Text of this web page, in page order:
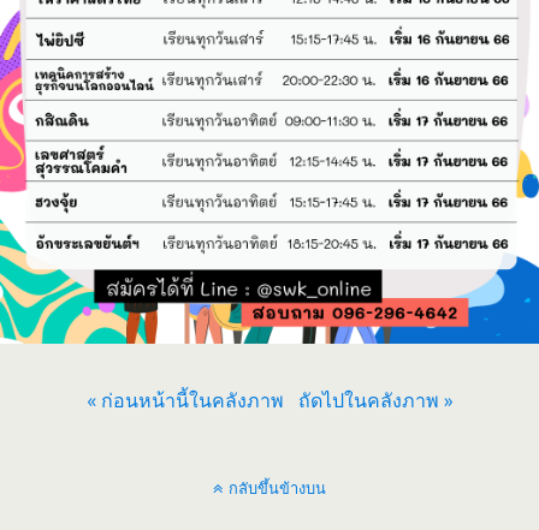
« ก่อนหน้านี้ในคลังภาพ ถัดไปในคลังภาพ »
กลับขึ้นข้างบน